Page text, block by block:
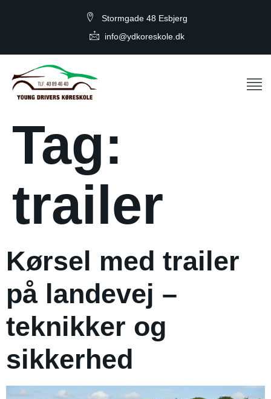
Stormgade 48 Esbjerg
info@ydkoreskole.dk
Tag:
trailer
Kørsel med trailer
på landevej –
teknikker og
sikkerhed